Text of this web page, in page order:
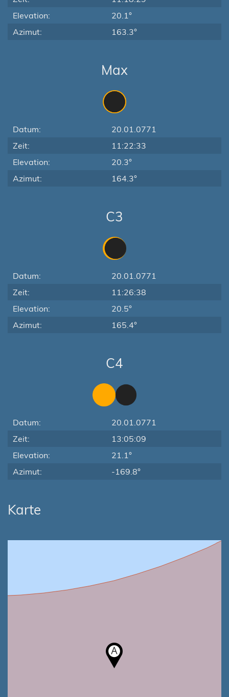
Elevation:
20.1°
Azimut:
163.3°
Max
Datum:
20.01.0771
Zeit:
11:22:33
Elevation:
20.3°
Azimut:
164.3°
C3
Datum:
20.01.0771
Zeit:
11:26:38
Elevation:
20.5°
Azimut:
165.4°
C4
Datum:
20.01.0771
Zeit:
13:05:09
Elevation:
21.1°
Azimut:
-169.8°
Karte